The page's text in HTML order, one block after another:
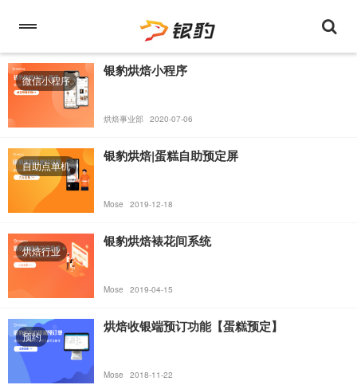
微信小程序
银豹烘焙小程序
烘焙事业部 2020-07-06
自助点单机
银豹烘焙|蛋糕自助预定屏
Mose 2019-12-18
烘焙行业
银豹烘焙裱花间系统
Mose 2019-04-15
预约
烘焙收银端预订功能【蛋糕预定】
Mose 2018-11-22